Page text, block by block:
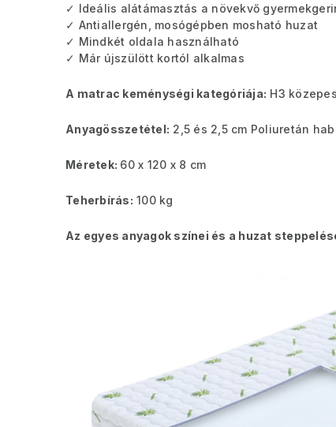
✓ Ideális alátámasztás a növekvő
✓ Antiallergén, mosógépben mosható huzat
✓ Mindkét oldala használható
✓ Már újszülött kortól alkalmas
A matrac keménységi kategóriája: H3
Anyagösszetétel: 2,5 és 2,5 cm Poliuretán
Méretek: 60 x 120 x 8 cm
Teherbírás: 100 kg
Az egyes anyagok színei és a huzat